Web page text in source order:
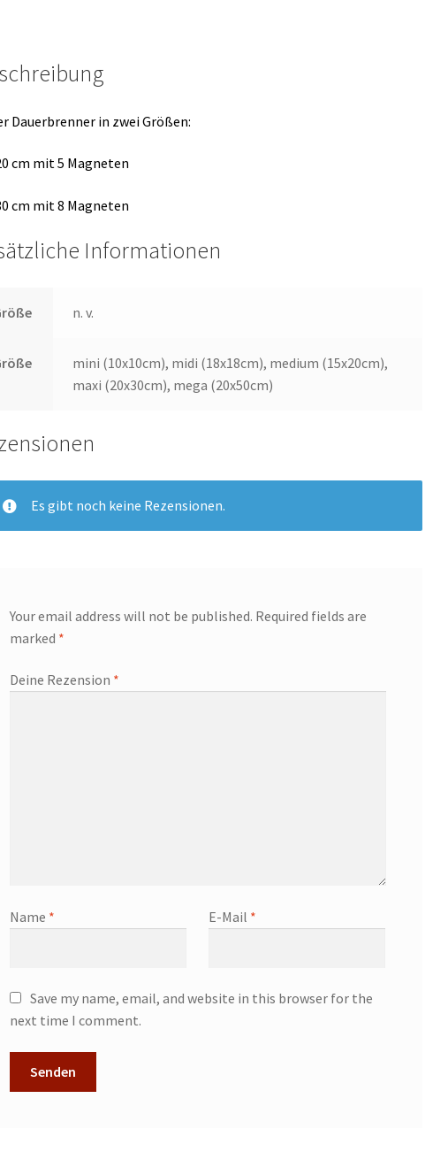
Dauerbrenner in zwei Größen:
cm mit 5 Magneten
cm mit 8 Magneten
Informationen
n. v.
mini (10x10cm), midi (18x18cm), medium (15x20cm),
maxi (20x30cm), mega (20x50cm)
Es gibt noch keine Rezensionen.
Your email address will not be published. Required fields are
marked *
Deine Rezension *
Name * E-Mail *
Save my name, email, and website in this browser for the
next time I comment.